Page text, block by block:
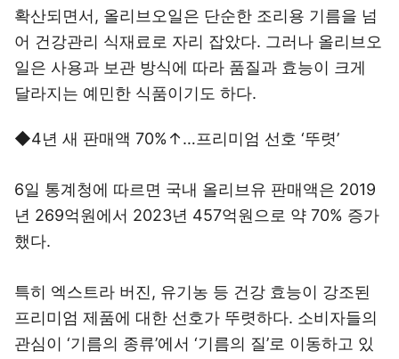
확산되면서, 올리브오일은 단순한 조리용 기름을 넘
어 건강관리 식재료로 자리 잡았다. 그러나 올리브오
일은 사용과 보관 방식에 따라 품질과 효능이 크게
달라지는 예민한 식품이기도 하다.
◆4년 새 판매액 70%↑…프리미엄 선호 ‘뚜렷’
6일 통계청에 따르면 국내 올리브유 판매액은 2019
년 269억원에서 2023년 457억원으로 약 70% 증가
했다.
특히 엑스트라 버진, 유기농 등 건강 효능이 강조된
프리미엄 제품에 대한 선호가 뚜렷하다. 소비자들의
관심이 ‘기름의 종류’에서 ‘기름의 질’로 이동하고 있